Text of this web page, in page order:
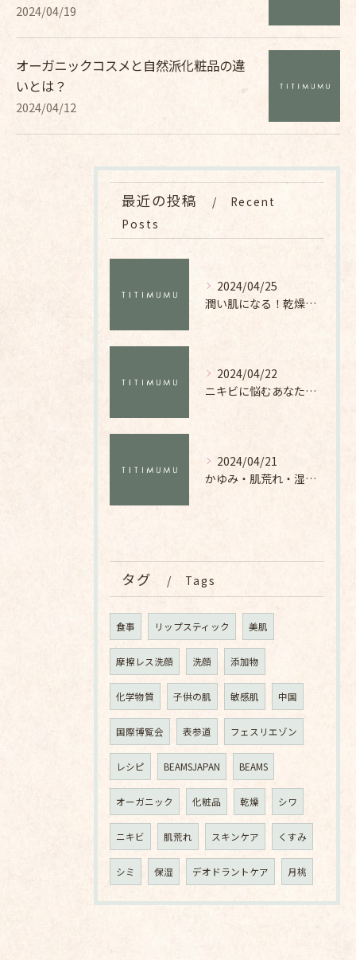
2024/04/19
オーガニックコスメと自然派化粧品の違
いとは？
2024/04/12
最近の投稿
Recent
Posts
2024/04/25
潤い肌になる！乾燥対策アイテムとお手入れ方法
2024/04/22
ニキビに悩むあなた必見！皮脂トラブルを解決する化粧品の秘密とは？
2024/04/21
かゆみ・肌荒れ・湿疹に悩む人必見！化粧品の選び方と注意点
タグ Tags
食事 リップスティック 美肌
摩擦レス洗顔 洗顔 添加物
化学物質 子供の肌 敏感肌 中国
国際博覧会 表参道 フェスリエゾン
レシピ BEAMSJAPAN BEAMS
オーガニック 化粧品 乾燥 シワ
ニキビ 肌荒れ スキンケア くすみ
シミ 保湿 デオドラントケア 月桃